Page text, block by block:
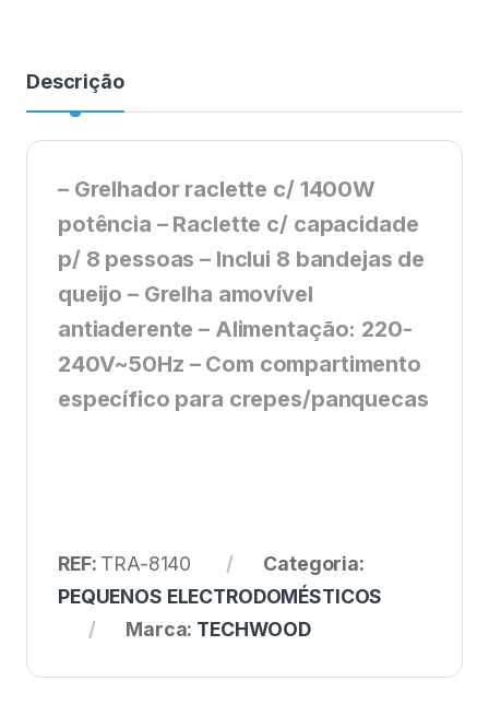
Descrição
– Grelhador raclette c/ 1400W
potência – Raclette c/ capacidade
p/ 8 pessoas – Inclui 8 bandejas de
queijo – Grelha amovível
antiaderente – Alimentação: 220-
240V~50Hz – Com compartimento
específico para crepes/panquecas
REF: TRA-8140
Categoria:
PEQUENOS ELECTRODOMÉSTICOS
Marca: TECHWOOD